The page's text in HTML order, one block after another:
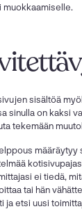
sisältöä
sinulla on kaksi
tekemään
määräytyy
ei tiedä,
tai hän
etsi uusi